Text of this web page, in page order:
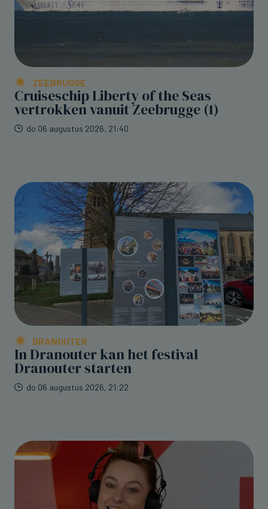
ZEEBRUGGE
Cruiseschip Liberty of the Seas
vertrokken vanuit Zeebrugge (1)
do 06 augustus 2026, 21:40
DRANOUTER
In Dranouter kan het festival
Dranouter starten
do 06 augustus 2026, 21:22